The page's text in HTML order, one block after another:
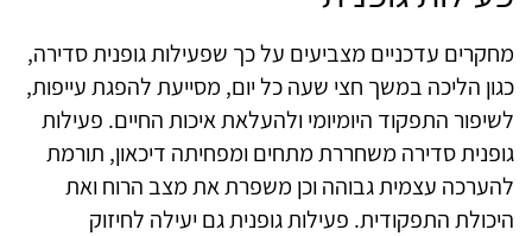
מחקרים עדכניים מצביעים על כך שפעילות גופנית סדירה,
כגון הליכה במשך חצי שעה כל יום, מסייעת להפגת עייפות,
לשיפור התפקוד היומיומי ולהעלאת איכות החיים. פעילות
גופנית סדירה משחררת מתחים ומפחיתה דיכאון, תורמת
להערכה עצמית גבוהה וכן משפרת את מצב הרוח ואת
היכולת התפקודית. פעילות גופנית גם יעילה לחיזוק